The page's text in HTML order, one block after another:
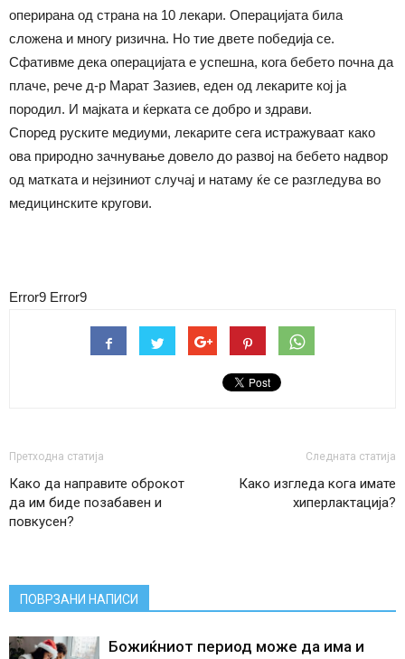
оперирана од страна на 10 лекари. Операцијата била
сложена и многу ризична. Но тие двете победија се.
Сфативме дека операцијата е успешна, кога бебето почна да
плаче, рече д-р Марат Зазиев, еден од лекарите кој ја
породил. И мајката и ќерката се добро и здрави.
Според руските медиуми, лекарите сега истражуваат како
ова природно зачнување довело до развој на бебето надвор
од матката и нејзиниот случај и натаму ќе се разгледува во
медицинските кругови.
Error9 Error9
Претходна статија
Како да направите оброкот
да им биде позабавен и
повкусен?
Следната статија
Како изгледа кога имате
хиперлактација?
ПОВРЗАНИ НАПИСИ
Божиќниот период може да има и